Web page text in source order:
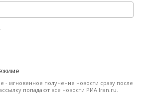
- мгновенное получение новости сразу после
попадают все новости РИА Iran.ru.